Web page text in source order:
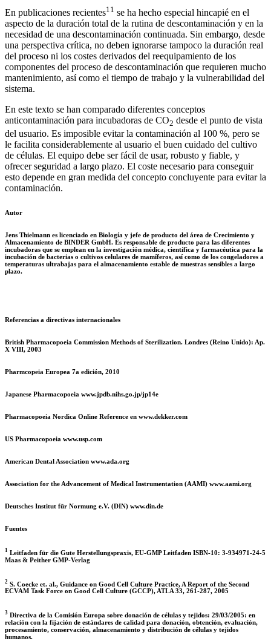
En publicaciones recientes11 se ha hecho especial hincapié en el
aspecto de la duración total de la rutina de descontaminación y en la
necesidad de una descontaminación continuada. Sin embargo, desde
una perspectiva crítica, no deben ignorarse tampoco la duración real
del proceso ni los costes derivados del reequipamiento de los
componentes del proceso de descontaminación que requieren mucho
mantenimiento, así como el tiempo de trabajo y la vulnerabilidad del
sistema.
En este texto se han comparado diferentes conceptos
anticontaminación para incubadoras de CO2 desde el punto de vista
del usuario. Es imposible evitar la contaminación al 100 %, pero se
le facilita considerablemente al usuario el buen cuidado del cultivo
de células. El equipo debe ser fácil de usar, robusto y fiable, y
ofrecer seguridad a largo plazo. El coste necesario para conseguir
esto depende en gran medida del concepto concluyente para evitar la
contaminación.
Autor
Jens Thielmann es licenciado en Biología y jefe de producto del área de Crecimiento y
Almacenamiento de BINDER GmbH. Es responsable de producto para las diferentes
incubadoras que se emplean en la investigación médica, científica y farmacéutica para la
incubación de bacterias o cultivos celulares de mamíferos, así como de los congeladores a
temperaturas ultrabajas para el almacenamiento estable de muestras sensibles a largo
plazo.
Referencias a directivas internacionales
British Pharmacopoeia Commission Methods of Sterilization. Londres (Reino Unido): Ap.
X VIII, 2003
Pharmcopeia Europea 7a edición, 2010
Japanese Pharmacopoeia www.jpdb.nihs.go.jp/jp14e
Pharmacopoeia Nordica Online Reference en www.dekker.com
US Pharmacopoeia www.usp.com
American Dental Association www.ada.org
Association for the Advancement of Medical Instrumentation (AAMI) www.aami.org
Deutsches Institut für Normung e.V. (DIN) www.din.de
Fuentes
1 Leitfaden für die Gute Herstellungspraxis, EU-GMP Leitfaden ISBN-10: 3-934971-24-5
Maas & Peither GMP-Verlag
2 S. Coecke et. al., Guidance on Good Cell Culture Practice, A Report of the Second
ECVAM Task Force on Good Cell Culture (GCCP), ATLA 33, 261-287, 2005
3 Directiva de la Comisión Europa sobre donación de células y tejidos: 29/03/2005: en
relación con la fijación de estándares de calidad para donación, obtención, evaluación,
procesamiento, conservación, almacenamiento y distribución de células y tejidos
humanos.